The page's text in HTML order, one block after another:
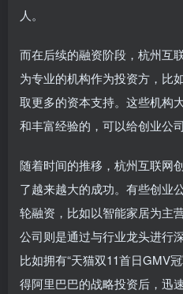
人。
而在后续的融资阶段，杭州互
为专业的机构作为投资方，比
取更多的资本支持。这些机构
和丰富经验的，可以给创业公
随着时间的推移，杭州互联网
了越来越大的成功。有些创业
轮融资，比如以智能家居为主
公司则是通过与行业龙头进行
比如拥有“天猫双11首日GMV
得阿里巴巴的战略投资后，迅速